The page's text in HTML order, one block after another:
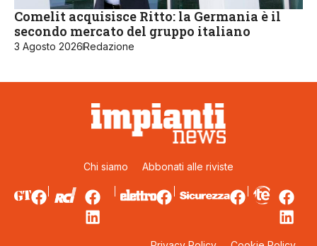
Comelit acquisisce Ritto: la Germania è il
secondo mercato del gruppo italiano
3 Agosto 2026Redazione
Chi siamo Abbonati alle riviste